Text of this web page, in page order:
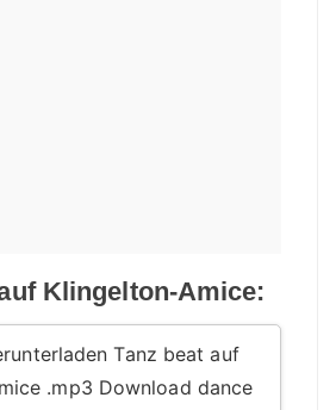
Klingelton-Amice:
Tanz beat auf
.mp3 Download dance